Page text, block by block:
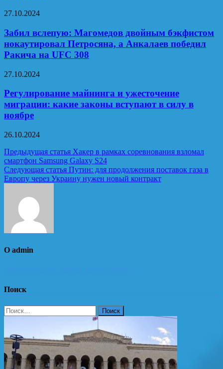
27.10.2024
Забил вслепую: Магомедов двойным бэкфистом
нокаутировал Петросяна, а Анкалаев победил
Ракича на UFC 308
27.10.2024
Регулирование майнинга и ужесточение
миграции: какие законы вступают в силу в
ноябре
26.10.2024
Навигация
по
записям
Предыдущая статья Хакер в рамках соревнования взломал
смартфон Samsung Galaxy S24
Следующая статья Путин: для продолжения поставок газа в
Европу через Украину нужен новый контракт
О admin
Поиск
Найти: